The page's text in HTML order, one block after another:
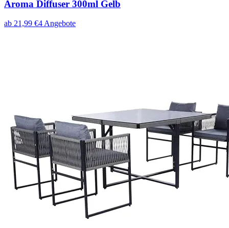
Aroma Diffuser 300ml Gelb
ab 21,99 €4 Angebote